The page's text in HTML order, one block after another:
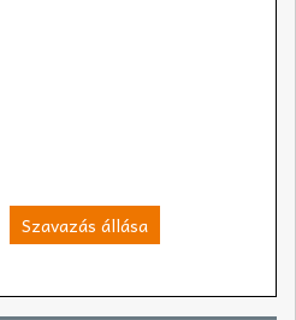
Szavazás állása